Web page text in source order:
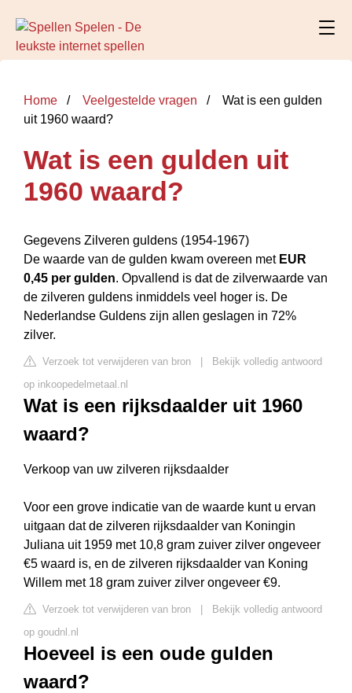
Home Veelgestelde vragen
Wat is een gulden
uit 1960 waard?
Wat is een gulden uit
1960 waard?
Gegevens Zilveren guldens (1954-1967)
De waarde van de gulden kwam overeen met EUR
0,45 per gulden. Opvallend is dat de zilverwaarde van
de zilveren guldens inmiddels veel hoger is. De
Nederlandse Guldens zijn allen geslagen in 72%
zilver.
Verzoek tot verwijderen van bron
Bekijk volledig antwoord
op inkoopedelmetaal.nl
Wat is een rijksdaalder uit 1960
waard?
Verkoop van uw zilveren rijksdaalder
Voor een grove indicatie van de waarde kunt u ervan
uitgaan dat de zilveren rijksdaalder van Koningin
Juliana uit 1959 met 10,8 gram zuiver zilver ongeveer
€5 waard is, en de zilveren rijksdaalder van Koning
Willem met 18 gram zuiver zilver ongeveer €9.
Verzoek tot verwijderen van bron
Bekijk volledig antwoord
op goudnl.nl
Hoeveel is een oude gulden
waard?